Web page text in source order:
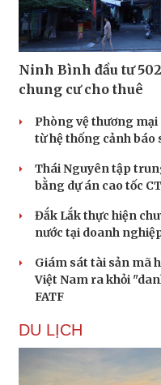
Ninh Bình đầu tư
chung cư cho thuê
Phòng vệ thương mại
từ hệ thống cảnh báo
Thái Nguyên tập
bằng dự án cao tốc
Đắk Lắk thực hiện
nước tại doanh
Giám sát tài sản mã
Việt Nam ra khỏi
FATF
DU LỊCH